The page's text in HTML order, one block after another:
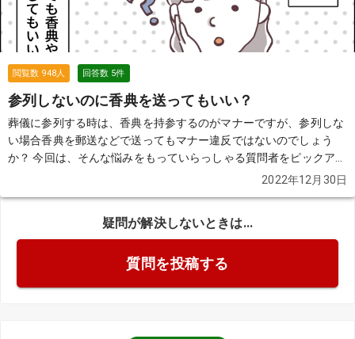
閲覧数 948人 回答数 5件
参列しないのに香典を送ってもいい？
葬儀に参列する時は、香典を持参するのがマナーですが、参列しな
い場合香典を郵送などで送ってもマナー違反ではないのでしょう
か？ 今回は、そんな悩みをもっていらっしゃる質問者をピックアッ
2022年12月30日
疑問が解決しないときは...
質問を投稿する